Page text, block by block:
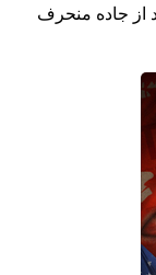
از جاده منحرف